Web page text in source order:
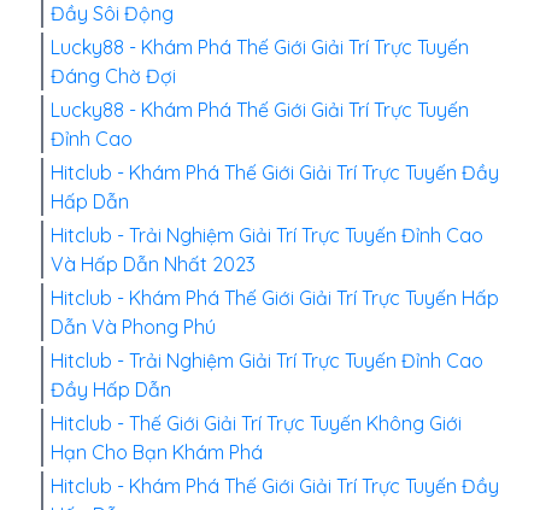
Đầy Sôi Động
Lucky88 - Khám Phá Thế Giới Giải Trí Trực Tuyến
Đáng Chờ Đợi
Lucky88 - Khám Phá Thế Giới Giải Trí Trực Tuyến
Đỉnh Cao
Hitclub - Khám Phá Thế Giới Giải Trí Trực Tuyến Đầy
Hấp Dẫn
Hitclub - Trải Nghiệm Giải Trí Trực Tuyến Đỉnh Cao
Và Hấp Dẫn Nhất 2023
Hitclub - Khám Phá Thế Giới Giải Trí Trực Tuyến Hấp
Dẫn Và Phong Phú
Hitclub - Trải Nghiệm Giải Trí Trực Tuyến Đỉnh Cao
Đầy Hấp Dẫn
Hitclub - Thế Giới Giải Trí Trực Tuyến Không Giới
Hạn Cho Bạn Khám Phá
Hitclub - Khám Phá Thế Giới Giải Trí Trực Tuyến Đầy